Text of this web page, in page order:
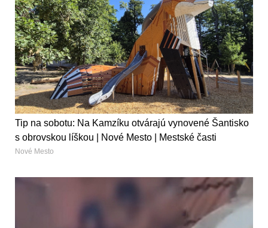
Tip na sobotu: Na Kamzíku otvárajú vynovené Šantisko
s obrovskou líškou | Nové Mesto | Mestské časti
Nové Mesto